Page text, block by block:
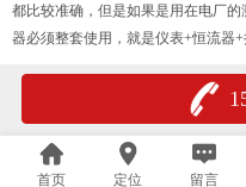
都比较准确，但是如果是用在电厂
器必须整套使用，就是仪表+恒流器+
首页 定位 留言